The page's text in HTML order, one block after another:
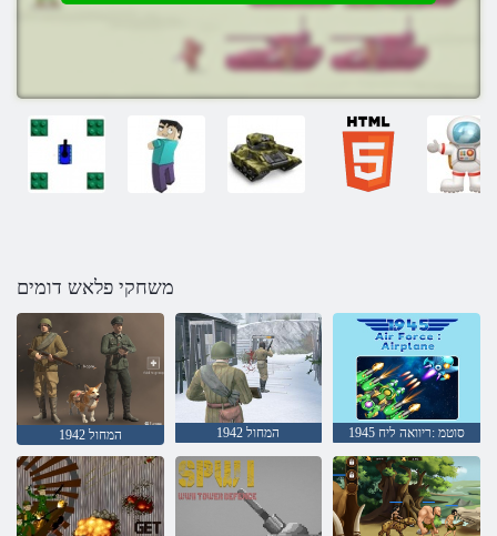
משחקי פלאש דומים
1942 המחול 1942 המחול סוטמ :ריוואה ליח 1945